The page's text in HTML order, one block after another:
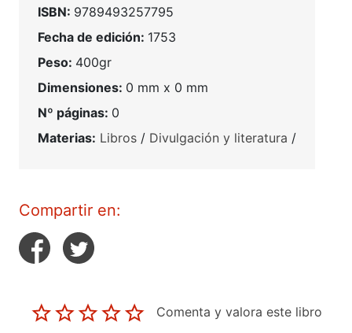
ISBN: 9789493257795
Fecha de edición: 1753
Peso: 400gr
Dimensiones: 0 mm x 0 mm
Nº páginas: 0
Materias: Libros / Divulgación y literatura /
Compartir en:
Comenta y valora este libro